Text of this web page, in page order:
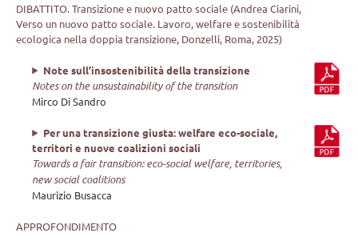
DIBATTITO. Transizione e nuovo patto sociale (Andrea Ciarini,
Verso un nuovo patto sociale. Lavoro, welfare e sostenibilità
ecologica nella doppia transizione, Donzelli, Roma, 2025)
Note sull’insostenibilità della transizione
Notes on the unsustainability of the transition
Mirco Di Sandro
Per una transizione giusta: welfare eco-sociale,
territori e nuove coalizioni sociali
Towards a fair transition: eco-social welfare, territories,
new social coalitions
Maurizio Busacca
APPROFONDIMENTO